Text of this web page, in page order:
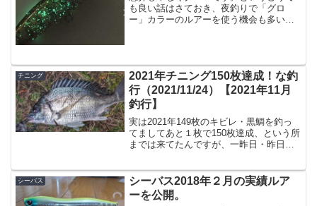
も良い話はさておき、夜釣りで「グロ
ー」カラーのルアーを使う機会も多いの
「グロー」の入ったルアーを...
チニング
2021年チニング150枚達成！な釣
行（2021/11/24）【2021年11月
釣行】
実は2021年149枚のキビレ・黒鯛を釣っ
てましてあと１枚で150枚達成、という所
までは来てたんですが、一昨日・昨日と
かないと、、、という事で仕事が終わっ
た後に釣行...
シーバス
シーバス2018年２月の実績ルア
ーを公開。